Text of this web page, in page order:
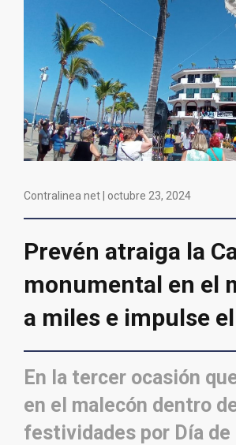
Contralinea net | octubre 23, 2024
Prevén atraiga la
monumental en el
a miles e impulse
En la tercer ocasión
en el malecón dentro
festividades por Día